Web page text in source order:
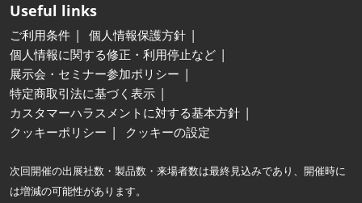
Useful links
ご利用条件
個人情報保護方針
個人情報に関する修正・利用停止など
展示会・セミナー参加ポリシー
特定商取引法に基づく表示
カスタマーハラスメントに対する基本方針
クッキーポリシー
クッキーの設定
次回開催の出展社数・製品数・来場者数は最終見込みであり、開催時に
は増減の可能性があります。